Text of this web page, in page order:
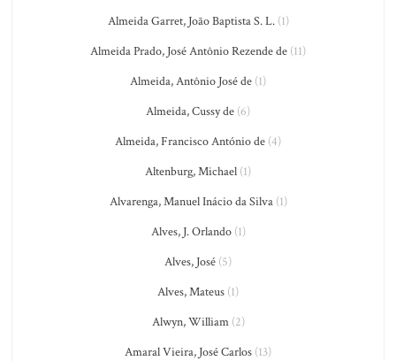
Almeida Garret, João Baptista S. L.(1)
Almeida Prado, José Antônio Rezende de (11)
Almeida, Antônio José de (1)
Almeida, Cussy de (6)
Almeida, Francisco António de (4)
Altenburg, Michael (1)
Alvarenga, Manuel Inácio da Silva(1)
Alves, J. Orlando(1)
Alves, José (5)
Alves, Mateus (1)
Alwyn, William(2)
Amaral Vieira, José Carlos (13)